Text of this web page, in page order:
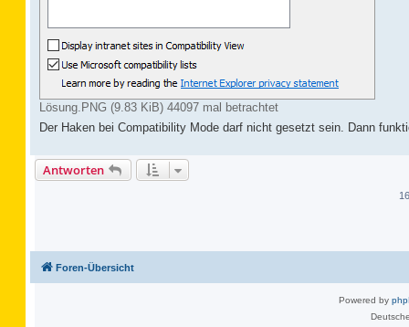
Lösung.PNG (9.83 KiB) 44097 mal betrachtet
Der Haken bei Compatibility Mode darf nicht gesetzt sein. Dann
Antworten
Foren-Übersicht
Powered by